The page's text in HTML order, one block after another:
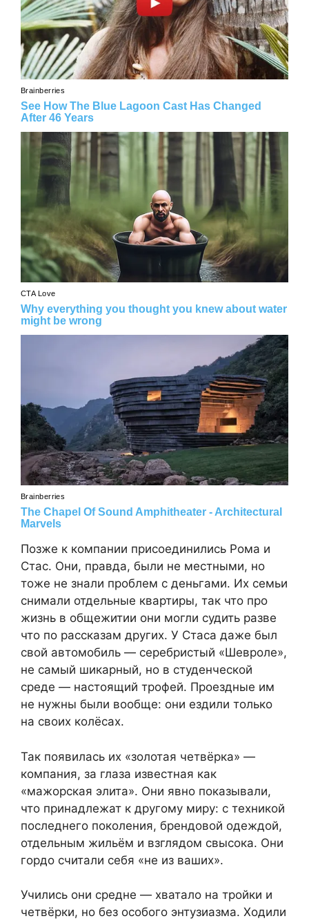
Позже к компании присоединились Рома и
Стас. Они, правда, были не местными, но
тоже не знали проблем с деньгами. Их семьи
снимали отдельные квартиры, так что про
жизнь в общежитии они могли судить разве
что по рассказам других. У Стаса даже был
свой автомобиль — серебристый «Шевроле»,
не самый шикарный, но в студенческой
среде — настоящий трофей. Проездные им
не нужны были вообще: они ездили только
на своих колёсах.
Так появилась их «золотая четвёрка» —
компания, за глаза известная как
«мажорская элита». Они явно показывали,
что принадлежат к другому миру: с техникой
последнего поколения, брендовой одеждой,
отдельным жильём и взглядом свысока. Они
гордо считали себя «не из ваших».
Учились они средне — хватало на тройки и
четвёрки, но без особого энтузиазма. Ходили